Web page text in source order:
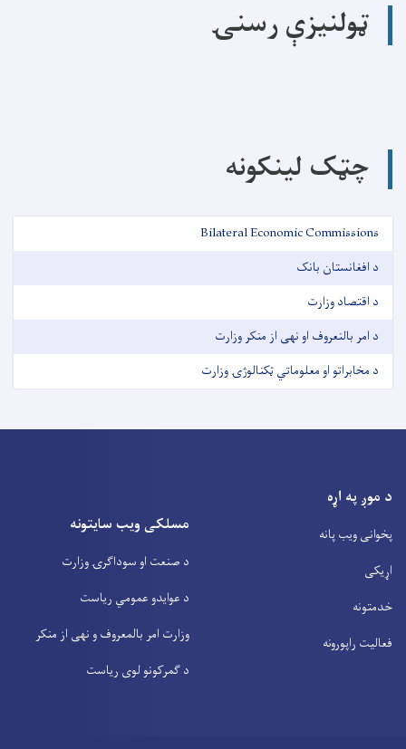
ټولنیزې رسنۍ
چټک لینکونه
Bilateral Economic Commissions
د افغانستان بانک
د اقتصاد وزارت
د امر بالنعروف او نهی از منکر وزارت
د مخابراتو او معلوماتي ټکنالوژۍ وزارت
د موږ په اړه
پخوانی ویب پانه
اړیکی
خدمتونه
فعالیت راپورونه
مسلکی ویب سایتونه
د صنعت او سوداگرۍ وزارت
د عوایدو عمومي ریاست
وزارت امر بالمعروف و نهی از منکر
د گمرکونو لوی ریاست